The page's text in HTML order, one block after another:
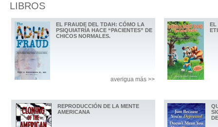
LIBROS
EL FRAUDE DEL TDAH: CÓMO LA
PSIQUIATRÍA HACE “PACIENTES” DE
CHICOS NORMALES.
averigua más >>
REPRODUCCIÓN DE LA MENTE
AMERICANA